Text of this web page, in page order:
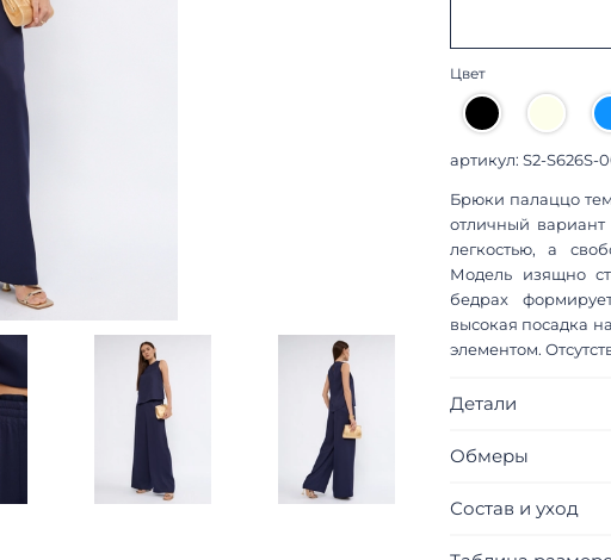
Цвет
артикул: S2-S626S-
Брюки палаццо
отличный вариант
легкостью, а
Модель изящно
бедрах
высокая посадка
элементом.
Детали
Обмеры
Состав и уход